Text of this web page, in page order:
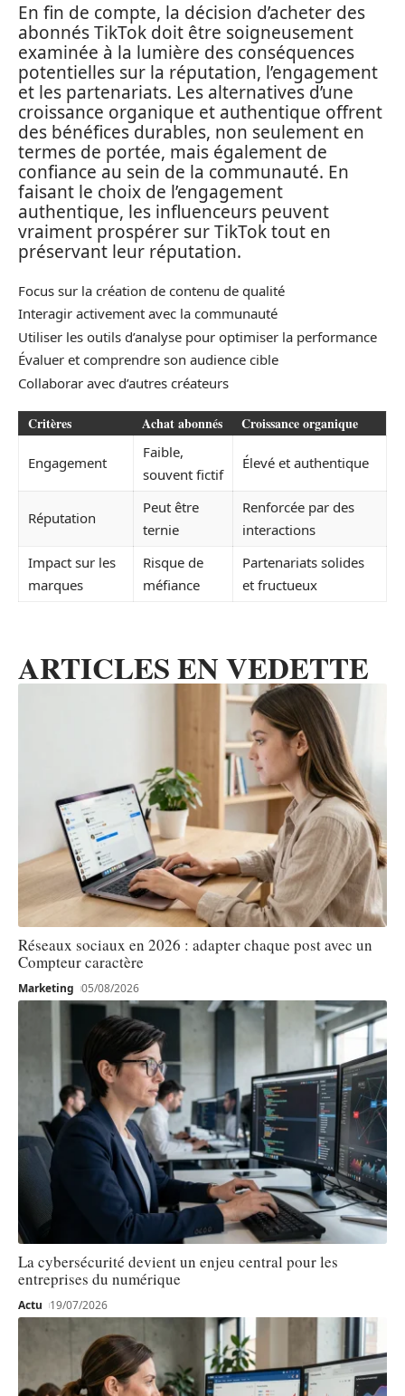
En fin de compte, la décision d’acheter des
abonnés TikTok doit être soigneusement
examinée à la lumière des conséquences
potentielles sur la réputation, l’engagement
et les partenariats. Les alternatives d’une
croissance organique et authentique offrent
des bénéfices durables, non seulement en
termes de portée, mais également de
confiance au sein de la communauté. En
faisant le choix de l’engagement
authentique, les influenceurs peuvent
vraiment prospérer sur TikTok tout en
préservant leur réputation.
Focus sur la création de contenu de qualité
Interagir activement avec la communauté
Utiliser les outils d’analyse pour optimiser la performance
Évaluer et comprendre son audience cible
Collaborar avec d’autres créateurs
Critères Achat abonnés Croissance organique
Engagement
Faible,
souvent fictif
Élevé et authentique
Réputation
Peut être
ternie
Renforcée par des
interactions
Impact sur les
marques
Risque de
méfiance
Partenariats solides
et fructueux
ARTICLES EN VEDETTE
Réseaux sociaux en 2026 : adapter chaque post avec un
Compteur caractère
Marketing 05/08/2026
La cybersécurité devient un enjeu central pour les
entreprises du numérique
Actu 19/07/2026